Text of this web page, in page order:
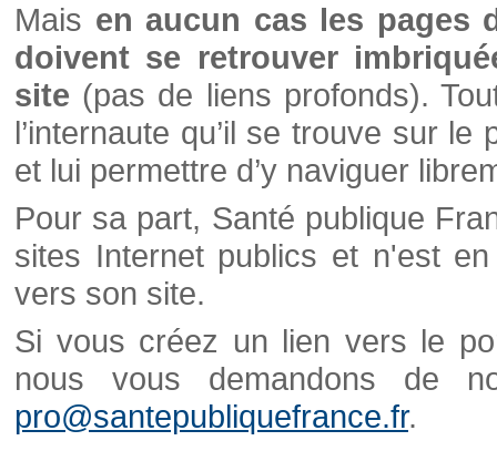
Mais en aucun cas les pages
doivent se retrouver
site (pas de liens profonds).
l’internaute qu’il se trouve sur
et lui permettre d’y naviguer
Pour sa part, Santé publique
sites Internet publics et n'est
vers son site.
Si vous créez un lien vers le
nous vous demandons de
pro@santepubliquefrance.fr.